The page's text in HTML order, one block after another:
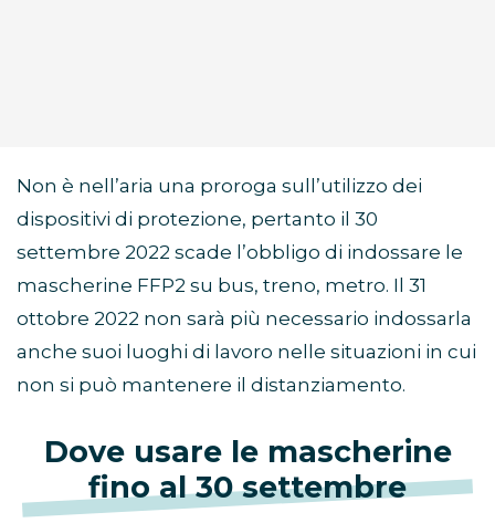
Non è nell’aria una proroga sull’utilizzo dei
dispositivi di protezione, pertanto il 30
settembre 2022 scade l’obbligo di indossare le
mascherine FFP2 su bus, treno, metro. Il 31
ottobre 2022 non sarà più necessario indossarla
anche suoi luoghi di lavoro nelle situazioni in cui
non si può mantenere il distanziamento.
Dove usare le mascherine
fino al 30 settembre